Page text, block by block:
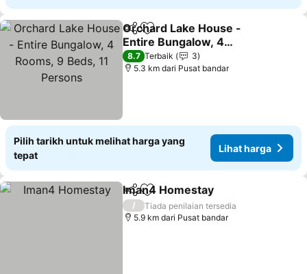
KongsiTambah ke favorit
Orchard Lake House -
Entire Bungalow, 4
Rooms, 9 Beds, 11
Persons
8.7 Terbaik
3
5.3 km dari Pusat bandar
Pilih tarikh untuk melihat harga yang
tepat
Lihat harga
KongsiTambah ke favorit
Iman4 Homestay
/
Tiada penilaian tersedia
5.9 km dari Pusat bandar